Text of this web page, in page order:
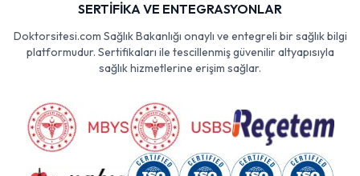
SERTİFİKA VE ENTEGRASYONLAR
Doktorsitesi.com Sağlık Bakanlığı onaylı ve entegreli bir sağlık bilgi
platformudur. Sertifikaları ile tescillenmiş güvenilir altyapısıyla
sağlık hizmetlerine erişim sağlar.